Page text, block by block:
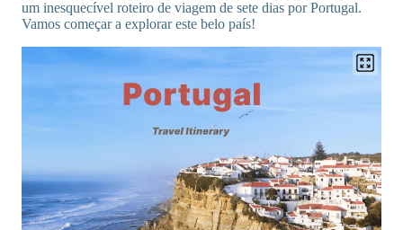
um inesquecível roteiro de viagem de sete dias por Portugal.
Vamos começar a explorar este belo país!